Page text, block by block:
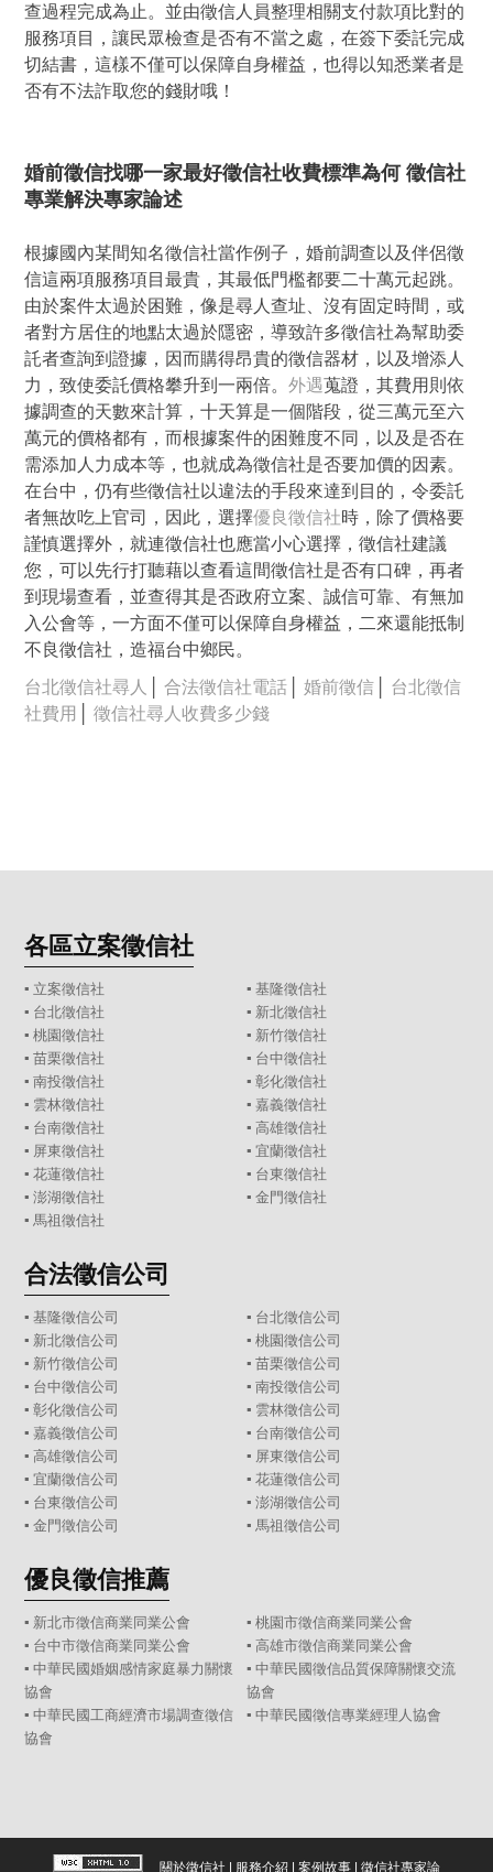
查過程完成為止。並由徵信人員整理相關支付款項比對的
服務項目，讓民眾檢查是否有不當之處，在簽下委託完成
切結書，這樣不僅可以保障自身權益，也得以知悉業者是
否有不法詐取您的錢財哦！
婚前徵信找哪一家最好徵信社收費標準為何 徵信社
專業解決專家論述
根據國內某間知名徵信社當作例子，婚前調查以及伴侶徵
信這兩項服務項目最貴，其最低門檻都要二十萬元起跳。
由於案件太過於困難，像是尋人查址、沒有固定時間，或
者對方居住的地點太過於隱密，導致許多徵信社為幫助委
託者查詢到證據，因而購得昂貴的徵信器材，以及增添人
力，致使委託價格攀升到一兩倍。外遇蒐證，其費用則依
據調查的天數來計算，十天算是一個階段，從三萬元至六
萬元的價格都有，而根據案件的困難度不同，以及是否在
需添加人力成本等，也就成為徵信社是否要加價的因素。
在台中，仍有些徵信社以違法的手段來達到目的，令委託
者無故吃上官司，因此，選擇優良徵信社時，除了價格要
謹慎選擇外，就連徵信社也應當小心選擇，徵信社建議
您，可以先行打聽藉以查看這間徵信社是否有口碑，再者
到現場查看，並查得其是否政府立案、誠信可靠、有無加
入公會等，一方面不僅可以保障自身權益，二來還能抵制
不良徵信社，造福台中鄉民。
台北徵信社尋人
│合法徵信社電話 │婚前徵信
台北徵信
社費用
│徵信社尋人收費多少錢
各區立案徵信社
▪ 立案徵信社 ▪ 基隆徵信社
▪ 台北徵信社 ▪ 新北徵信社
▪桃園徵信社 ▪ 新竹徵信社
▪苗栗徵信社 ▪ 台中徵信社
▪南投徵信社 ▪ 彰化徵信社
▪ 雲林徵信社 ▪ 嘉義徵信社
▪ 台南徵信社 ▪ 高雄徵信社
▪ 屏東徵信社 ▪ 宜蘭徵信社
▪花蓮徵信社 ▪ 台東徵信社
▪澎湖徵信社 ▪ 金門徵信社
▪ 馬祖徵信社
合法徵信公司
▪基隆徵信公司 ▪ 台北徵信公司
▪ 新北徵信公司 ▪ 桃園徵信公司
▪ 新竹徵信公司 ▪ 苗栗徵信公司
▪ 台中徵信公司 ▪ 南投徵信公司
▪彰化徵信公司 ▪ 雲林徵信公司
▪嘉義徵信公司 ▪ 台南徵信公司
▪高雄徵信公司 ▪ 屏東徵信公司
▪宜蘭徵信公司 ▪ 花蓮徵信公司
▪ 台東徵信公司 ▪ 澎湖徵信公司
▪金門徵信公司 ▪ 馬祖徵信公司
優良徵信推薦
▪ 新北市徵信商業同業公會
▪ 桃園市徵信商業同業公會
▪ 台中市徵信商業同業公會
▪ 高雄市徵信商業同業公會
▪ 中華民國婚姻感情家庭暴力關懷
協會
▪ 中華民國徵信品質保障關懷交流
協會
▪ 中華民國工商經濟市場調查徵信
協會
▪ 中華民國徵信專業經理人協會
關於徵信社 | 服務介紹| 案例故事| 徵信社專家論